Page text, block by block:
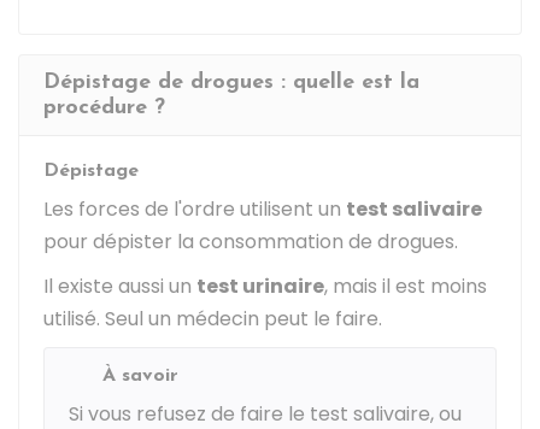
Dépistage de drogues : quelle est la
procédure ?
Dépistage
Les forces de l'ordre utilisent un test salivaire
pour dépister la consommation de drogues.
Il existe aussi un test urinaire, mais il est moins
utilisé. Seul un médecin peut le faire.
À savoir
Si vous refusez de faire le test salivaire, ou